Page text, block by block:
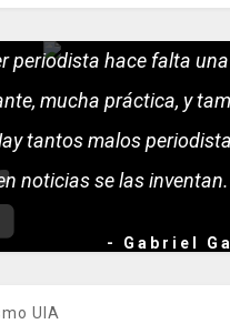
periodista hace falta
mucha práctica, y
tantos malos
noticias se las inventan.
- Gabriel
UIA